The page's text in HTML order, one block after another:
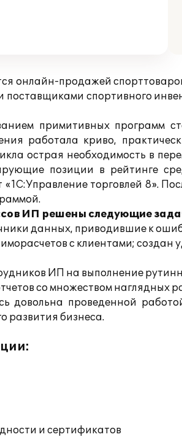
онлайн-продажей
поставщиками спортивного
примитивных
работала криво,
острая необходимость в
позиции в рейтинге
торговлей 8».
ИП решены следующие
данных, приводившие к
с клиентами;
ИП на выполнение
со множеством наглядных
проведенной
развития бизнеса.
и сертификатов